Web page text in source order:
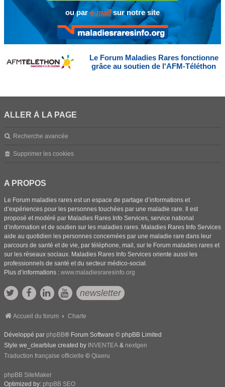
ou pare-mailsur notre site
Le Forum Maladies Rares fonctionne
grâce au soutien de l'AFM-Téléthon
ALLER À LA PAGE
Recherche avancée
Supprimer les cookies
A PROPOS
Le Forum maladies rares est un espace de partage d’informations et
d’expériences pour les personnes touchées par une maladie rare. Il est
proposé et modéré par Maladies Rares Info Services, service national
d’information et de soutien sur les maladies rares. Maladies Rares Info Services
aide au quotidien les personnes concernées par une maladie rare dans leur
parcours de santé et de vie, par téléphone, mail, sur le Forum maladies rares et
sur les réseaux sociaux. Maladies Rares Info Services oriente aussi les
professionnels de santé et du secteur médico-social.
Plus d’informations : www.maladiesraresinfo.org
newsletter
Accueil du forum Charte
Développé par phpBB® Forum Software © phpBB Limited
Style we_clearblue created by INVENTEA & nextgen
Traduction française officielle © Qiaeru
phpBB SiteMaker
Optimized by: phpBB SEO